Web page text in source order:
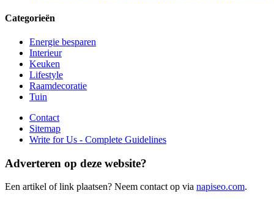
Categorieën
Energie besparen
Interieur
Keuken
Lifestyle
Raamdecoratie
Tuin
Contact
Sitemap
Write for Us - Complete Guidelines
Adverteren op deze website?
Een artikel of link plaatsen? Neem contact op via napiseo.com.